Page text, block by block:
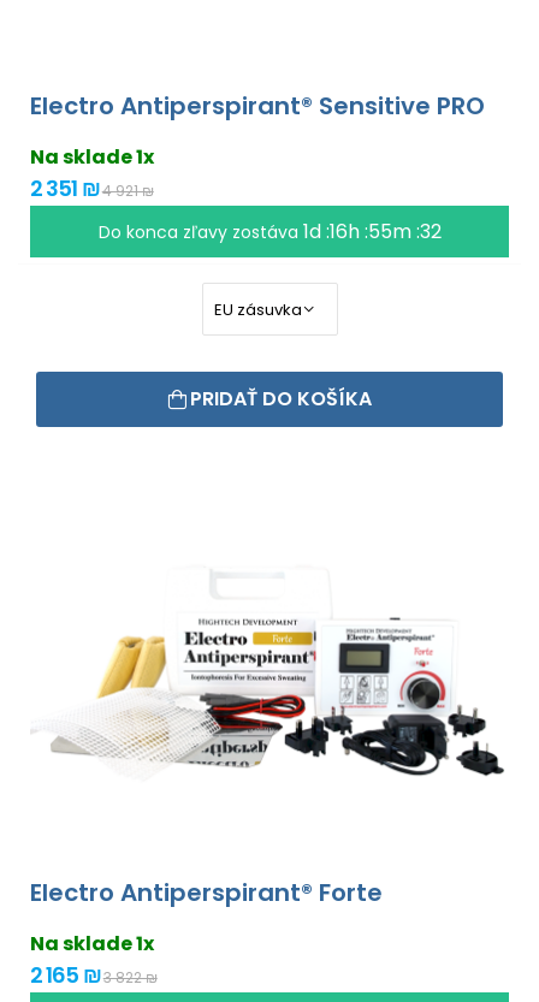
Electro Antiperspirant® Sensitive PRO
Na sklade 1x
2 351 ₪4 921 ₪
Do konca zľavy zostáva1d :16h :55m :31
PRIDAŤ DO KOŠÍKA
Electro Antiperspirant® Forte
Na sklade 1x
2 165 ₪3 822 ₪